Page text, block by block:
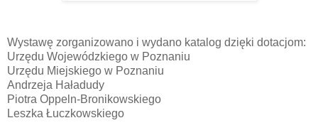
Wystawę zorganizowano i wydano katalog dzięki dotacjom:
Urzędu Wojewódzkiego w Poznaniu
Urzędu Miejskiego w Poznaniu
Andrzeja Haładudy
Piotra Oppeln-Bronikowskiego
Leszka Łuczkowskiego